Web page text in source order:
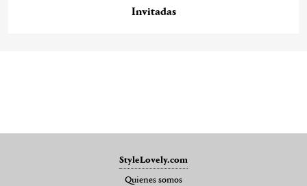
Invitadas
StyleLovely.com
Quienes somos